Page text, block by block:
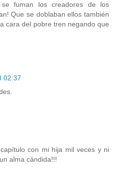
se fuman los creadores de los
Que se doblaban ellos también
cara del pobre tren negando que
02:37
con mi hija mil veces y ni
alma cándida!!!